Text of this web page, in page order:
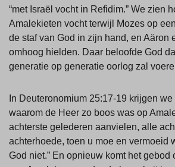
“met Israël vocht in Refidim.” We zien
Amalekieten vocht terwijl Mozes op
de staf van God in zijn hand, en Aäron
omhoog hielden. Daar beloofde God
generatie op generatie oorlog zal
In Deuteronomium 25:17-19 krijgen
waarom de Heer zo boos was op
achterste gelederen aanvielen, alle
achterhoede, toen u moe en vermoeid
God niet.” En opnieuw komt het gebod